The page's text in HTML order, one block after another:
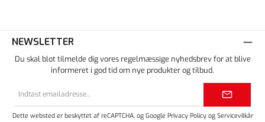
NEWSLETTER
Du skal blot tilmelde dig vores regelmæssige nyhedsbrev for at blive
informeret i god tid om nye produkter og tilbud.
Dette websted er beskyttet af reCAPTCHA, og Google Privacy Policyog Servicevilkår